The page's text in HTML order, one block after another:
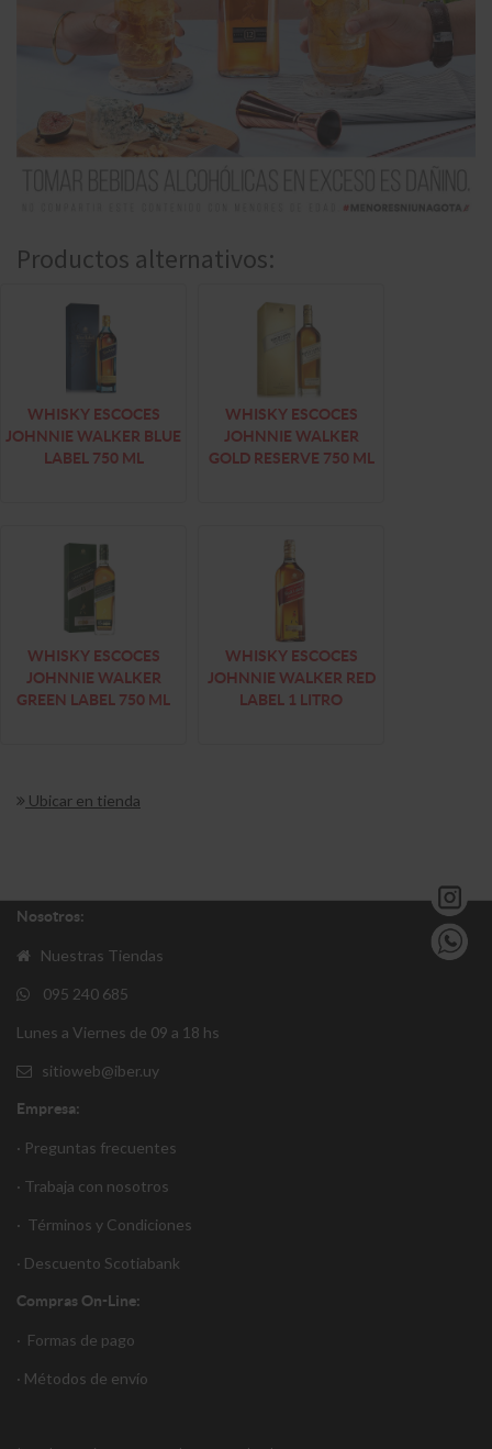
Productos alternativos:
WHISKY ESCOCES
JOHNNIE WALKER BLUE
LABEL 750 ML
WHISKY ESCOCES
JOHNNIE WALKER
GOLD RESERVE 750 ML
WHISKY ESCOCES
JOHNNIE WALKER
GREEN LABEL 750 ML
WHISKY ESCOCES
JOHNNIE WALKER RED
LABEL 1 LITRO
Ubicar en tienda
Nosotros:
Nuestras Tiendas
095 240 685
Lunes a Viernes de 09 a 18 hs
sitioweb@iber.uy
Empresa:
· Preguntas frecuentes
· Trabaja con nosotros
· Términos y Condiciones
· Descuento Scotiabank
Compras On-Line:
· Formas de pago
· Métodos de envío